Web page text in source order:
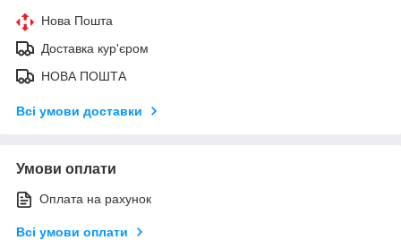
Нова Пошта
Доставка кур'єром
НОВА ПОШТА
Всі умови доставки
Умови оплати
Оплата на рахунок
Всі умови оплати